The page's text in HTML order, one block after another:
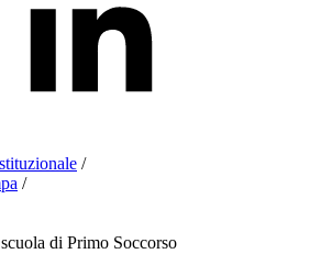
/
/
di Primo Soccorso